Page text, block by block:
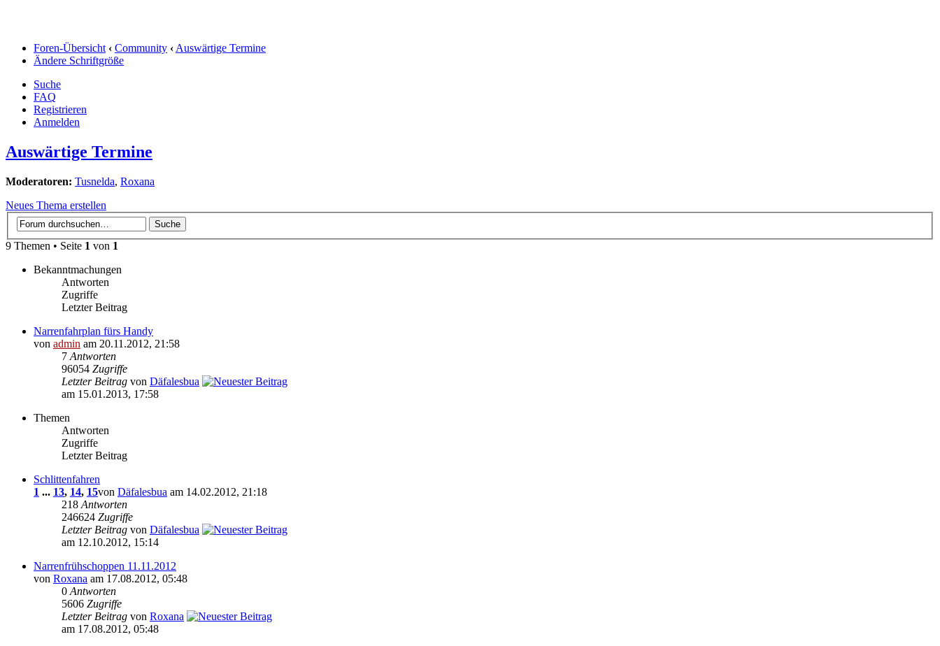
Foren-Übersicht ‹ Community ‹ Auswärtige Termine
Ändere Schriftgröße
Suche
FAQ
Registrieren
Anmelden
Auswärtige Termine
Moderatoren: Tusnelda, Roxana
Neues Thema erstellen
9 Themen • Seite 1 von 1
Bekanntmachungen
Antworten
Zugriffe
Letzter Beitrag
Narrenfahrplan fürs Handy
von admin am 20.11.2012, 21:58
7Antworten
96054 Zugriffe
Letzter Beitrag von Däfalesbua
am 15.01.2013, 17:58
Themen
Antworten
Zugriffe
Letzter Beitrag
Schlittenfahren
1 ... 13, 14, 15von Däfalesbua am 14.02.2012, 21:18
218Antworten
246624 Zugriffe
Letzter Beitrag von Däfalesbua
am 12.10.2012, 15:14
Narrenfrühschoppen 11.11.2012
von Roxana am 17.08.2012, 05:48
0Antworten
5606 Zugriffe
Letzter Beitrag von Roxana
am 17.08.2012, 05:48